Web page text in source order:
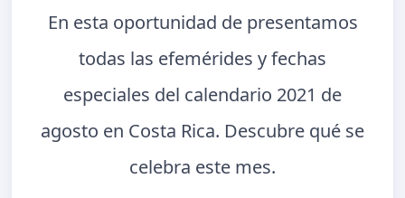
En esta oportunidad de presentamos
todas las efemérides y fechas
especiales del calendario 2021 de
agosto en Costa Rica. Descubre qué se
celebra este mes.